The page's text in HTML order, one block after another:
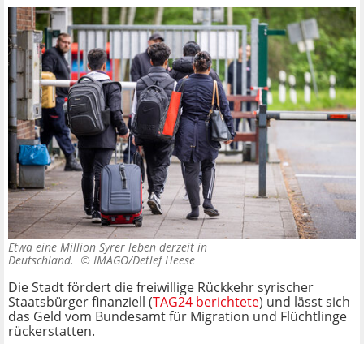
Etwa eine Million Syrer leben derzeit in
Deutschland. © IMAGO/Detlef Heese
Die Stadt fördert die freiwillige Rückkehr syrischer
Staatsbürger finanziell (TAG24 berichtete) und lässt sich
das Geld vom Bundesamt für Migration und Flüchtlinge
rückerstatten.